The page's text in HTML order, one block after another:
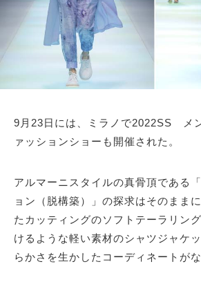
9月23日には、ミラノで2022SS メ
ァッションショーも開催された。
アルマーニスタイルの真骨頂である
ョン（脱構築）」の探求はそのまま
たカッティングのソフトテーラリン
けるような軽い素材のシャツジャケ
らかさを生かしたコーディネートが